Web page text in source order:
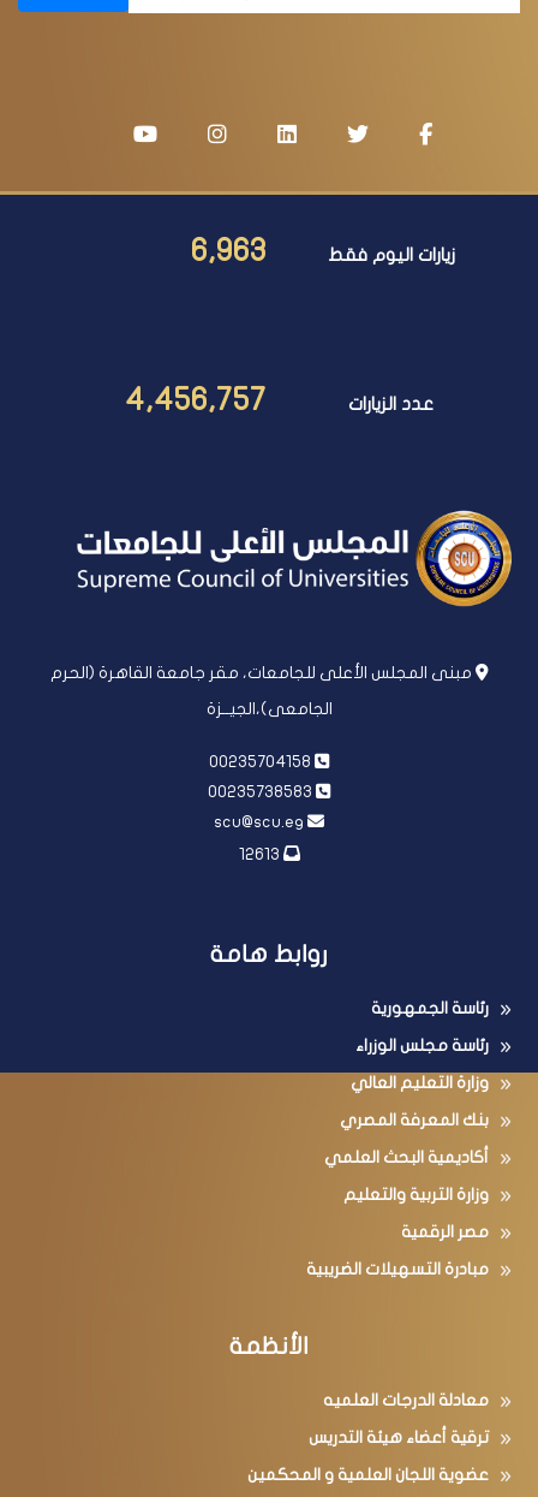
زيارات اليوم فقط 6,963
عدد الزيارات 4,456,757
مبنى المجلس الأعلى للجامعات، مقر جامعة القاهرة (الحرم
الجامعى)،الجيــزة
روابط هامة
رئاسة الجمهورية
رئاسة مجلس الوزراء
وزارة التعليم العالي
بنك المعرفة المصري
أكاديمية البحث العلمي
وزارة التربية والتعليم
مصر الرقمية
مبادرة التسهيلات الضريبية
الأنظمة
معادلة الدرجات العلميه
ترقية أعضاء هيئة التدريس
عضوية اللجان العلمية و المحكمين